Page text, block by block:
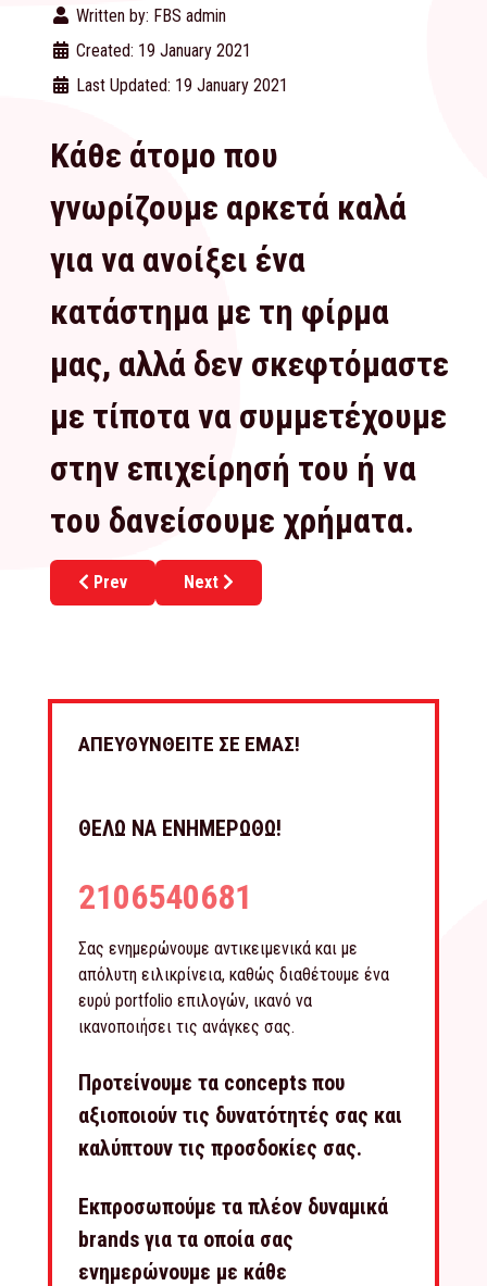
Written by: FBS admin
Created: 19 January 2021
Last Updated: 19 January 2021
Κάθε άτομο που
γνωρίζουμε αρκετά καλά
για να ανοίξει ένα
κατάστημα με τη φίρμα
μας, αλλά δεν σκεφτόμαστε
με τίποτα να συμμετέχουμε
στην επιχείρησή του ή να
του δανείσουμε χρήματα.
Previous article: Franchise Pollution
Prev Next article: FranchiseTron
Next
ΑΠΕΥΘΥΝΘΕΙΤΕ ΣΕ ΕΜΑΣ!
ΘΕΛΩ ΝΑ ΕΝΗΜΕΡΩΘΩ!
2106540681
Σας ενημερώνουμε αντικειμενικά και με
απόλυτη ειλικρίνεια, καθώς διαθέτουμε ένα
ευρύ portfolio επιλογών, ικανό να
ικανοποιήσει τις ανάγκες σας.
Προτείνουμε τα concepts που
αξιοποιούν τις δυνατότητές σας και
καλύπτουν τις προσδοκίες σας.
Εκπροσωπούμε τα πλέον δυναμικά
brands για τα οποία σας
ενημερώνουμε με κάθε